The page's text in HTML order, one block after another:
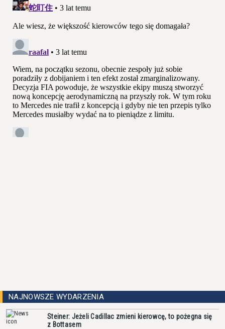
NAJNOWSZE WYDARZENIA
Steiner: Jeżeli Cadillac zmieni kierowcę, to pożegna się
z Bottasem